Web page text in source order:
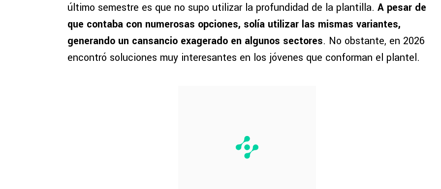
último semestre es que no supo utilizar la profundidad de la plantilla. A pesar de
que contaba con numerosas opciones, solía utilizar las mismas variantes,
generando un cansancio exagerado en algunos sectores. No obstante, en 2026
encontró soluciones muy interesantes en los jóvenes que conforman el plantel.